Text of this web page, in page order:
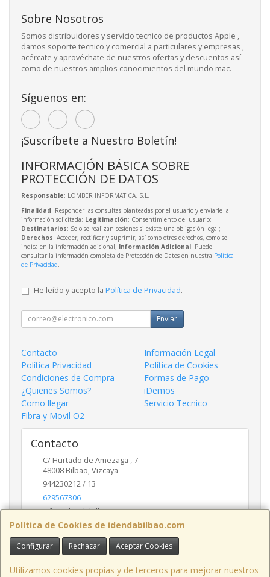
Política de Cookies de idendabilbao.com
Configurar Rechazar Aceptar Cookies
Utilizamos cookies propias y de terceros para mejorar nuestros
Sobre Nosotros
Somos distribuidores y servicio tecnico de productos Apple ,
damos soporte tecnico y comercial a particulares y empresas ,
acércate y aprovéchate de nuestros ofertas y descuentos así
como de nuestros amplios conocimientos del mundo mac.
Síguenos en:
¡Suscríbete a Nuestro Boletín!
INFORMACIÓN BÁSICA SOBRE
PROTECCIÓN DE DATOS
Responsable: LOMBER INFORMATICA, S.L.
Finalidad: Responder las consultas planteadas por el usuario y enviarle la
información solicitada; Legitimación: Consentimiento del usuario;
Destinatarios: Solo se realizan cesiones si existe una obligación legal;
Derechos: Acceder, rectificar y suprimir, así como otros derechos, como se
indica en la información adicional; Información Adicional: Puede
consultar la información completa de Protección de Datos en nuestra Política
de Privacidad
He leído y acepto la Política de Privacidad.
Enviar
Contacto
Información Legal
Política Privacidad
Política de Cookies
Condiciones de Compra
Formas de Pago
¿Quienes Somos?
iDemos
Como llegar
Servicio Tecnico
Fibra y Movil O2
Contacto
C/ Hurtado de Amezaga , 7
48008 Bilbao,Vizcaya
944230212 / 13
629567306
info@idendabilbao.com
Horario
Lunes viernes 10 - 14 y 16 - 20